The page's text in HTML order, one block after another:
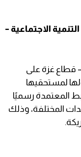
الاجتماعية –
– قطاع غزة على
لمستحقيها
المعتمدة رسميًا
المختلفة، وذلك